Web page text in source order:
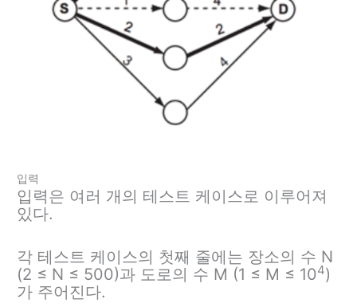
입력
입력은 여러 개의 테스트 케이스로 이루어져
있다.
각 테스트 케이스의 첫째 줄에는 장소의 수 N
(2 ≤ N ≤ 500)과 도로의 수 M (1 ≤ M ≤ 104)
가 주어진다.